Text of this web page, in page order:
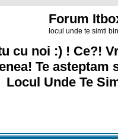
Forum
locul unde te simti
cu noi :) ! Ce?!
Te asteptam
Locul Unde Te